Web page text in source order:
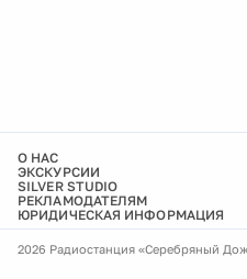
О НАС
ЭКСКУРСИИ
SILVER STUDIO
РЕКЛАМОДАТЕЛЯМ
ЮРИДИЧЕСКАЯ ИНФОРМАЦИЯ
2026 Радиостанция «Серебряный